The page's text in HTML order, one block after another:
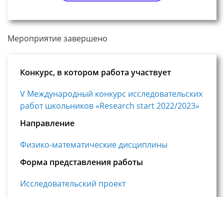
Мероприятие завершено
Конкурс, в котором работа участвует
V Международный конкурс исследовательских
работ школьников «Research start 2022/2023»
Направление
Физико-математические дисциплины
Форма представления работы
Исследовательский проект